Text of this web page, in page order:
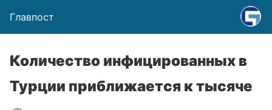
Главпост
Количество инфицированных в
Турции приближается к тысяче